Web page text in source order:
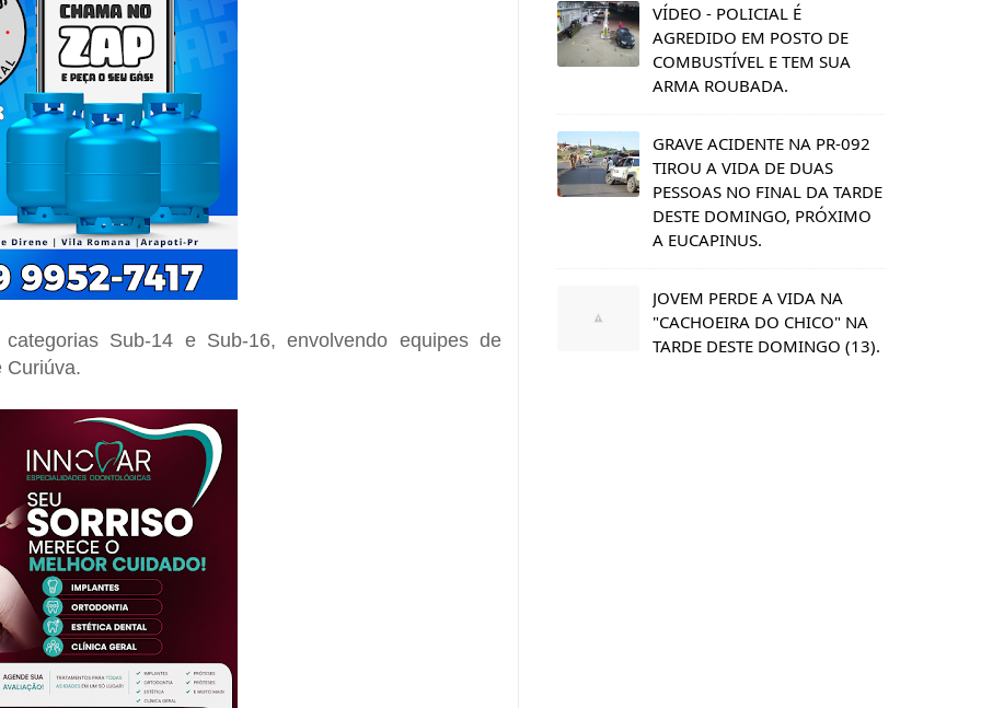
Sub-14 e Sub-16, envolvendo equipes de
Curiúva.
VÍDEO - POLICIAL É
AGREDIDO EM POSTO DE
COMBUSTÍVEL E TEM SUA
ARMA ROUBADA.
GRAVE ACIDENTE NA PR-092
TIROU A VIDA DE DUAS
PESSOAS NO FINAL DA TARDE
DESTE DOMINGO, PRÓXIMO
A EUCAPINUS.
JOVEM PERDE A VIDA NA
"CACHOEIRA DO CHICO" NA
TARDE DESTE DOMINGO (13).